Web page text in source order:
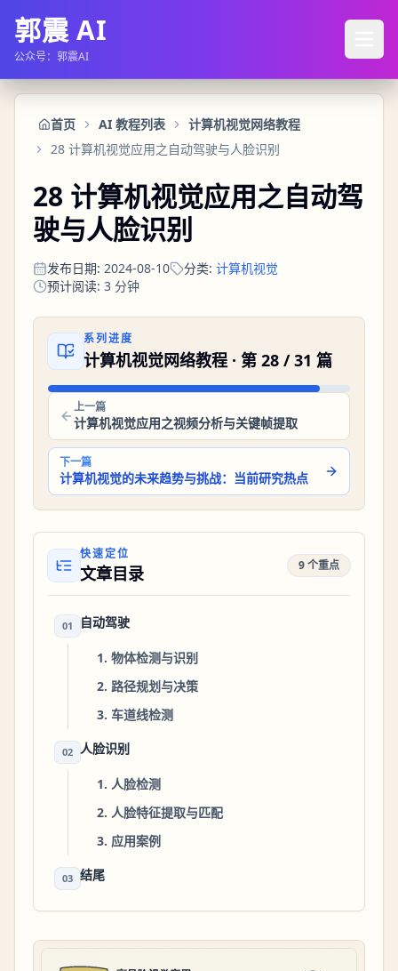
郭震 AI
公众号：郭震AI
首页 AI 教程列表
计算机视觉网络教程
28 计算机视觉应用之自动驾驶与人脸识别
28 计算机视觉应用之自动驾
驶与人脸识别
发布日期: 2024-08-10 分类: 计算机视觉
预计阅读: 3 分钟
系列进度
计算机视觉网络教程 · 第 28 /31 篇
上一篇
计算机视觉应用之视频分析与关键帧提取
下一篇
计算机视觉的未来趋势与挑战：当前研究热点
快速定位
文章目录 9 个重点
01 自动驾驶
1. 物体检测与识别
2. 路径规划与决策
3. 车道线检测
02 人脸识别
1. 人脸检测
2. 人脸特征提取与匹配
3. 应用案例
03 结尾